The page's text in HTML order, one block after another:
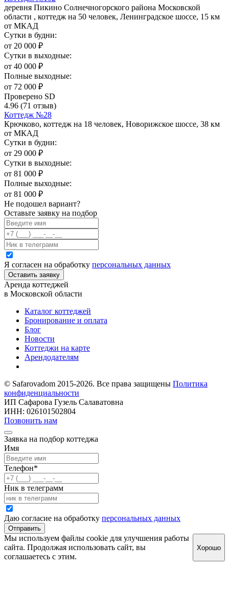
деревня Пикино Солнечногорского района Московской
области , коттедж на 50 человек, Ленинградское шоссе, 15 км
от МКАД
Сутки в будни:
от 20 000 ₽
Сутки в выходные:
от 40 000 ₽
Полные выходные:
от 72 000 ₽
Проверено SD
4.96 (71 отзыв)
Коттедж №28
Крючково, коттедж на 18 человек, Новорижское шоссе, 38 км
от МКАД
Сутки в будни:
от 29 000 ₽
Сутки в выходные:
от 81 000 ₽
Полные выходные:
от 81 000 ₽
Не подошел вариант?
Оставьте заявку на подбор
Я согласен на обработку персональных данных
Оставить заявку
Аренда коттеджей
в Московской области
Каталог коттеджей
Бронирование и оплата
Блог
Новости
Коттеджи на карте
Арендодателям
© Safarovadom 2015-2026. Все права защищены Политика
конфиденциальности
ИП Сафарова Гузель Салаватовна
ИНН: 026101502804
Позвонить нам
Заявка на подбор коттеджа
Имя
Телефон*
Ник в телеграмм
Даю согласие на обработку персональных данных
Отправить
Мы используем файлы cookie для улучшения работы
сайта. Продолжая использовать сайт, вы
соглашаетесь с этим.
Хорошо